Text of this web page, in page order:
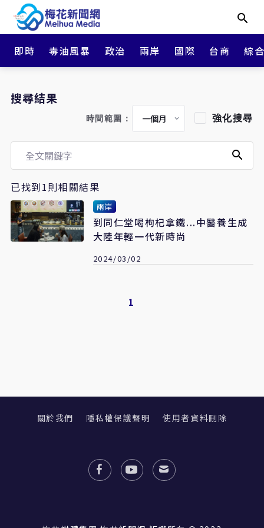
即時 毒油風暴 政治 兩岸 國際 台商 綜
搜尋結果
時間範圍： 強化搜尋
已找到1則相關結果
兩岸
到同仁堂喝枸杞拿鐵...中醫養生成
大陸年輕一代新時尚
2024/03/02
1
關於我們 隱私權保護聲明 使用者資料刪除